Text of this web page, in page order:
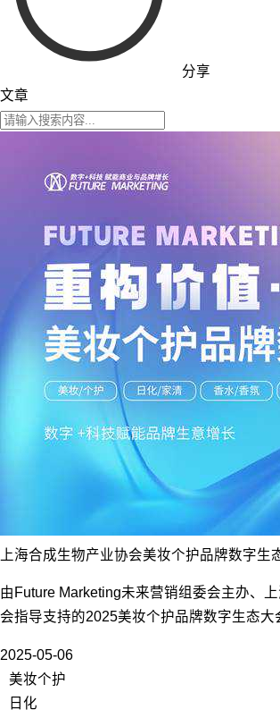
分享
文章
上海合成生物产业协会美妆个护品牌数字生
由Future Marketing未来营销组委会主办、
会指导支持的2025美妆个护品牌数字生态大
2025-05-06
美妆个护
日化